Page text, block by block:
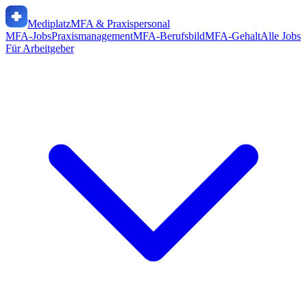
MediplatzMFA & Praxispersonal
MFA-JobsPraxismanagementMFA-BerufsbildMFA-GehaltAlle Jobs
Für Arbeitgeber